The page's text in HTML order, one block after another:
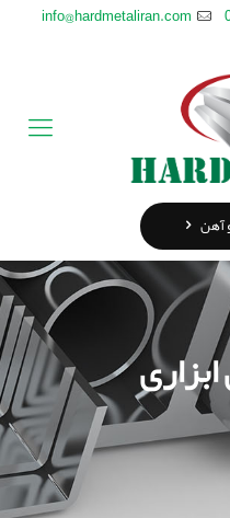
info@hardmetaliran.com
آهن